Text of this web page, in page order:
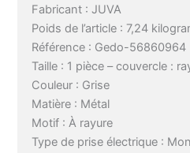
Fabricant : JUVA
Poids de l’article : 7,24
Référence : Gedo-56860964
Taille : 1 pièce – couvercle :
Couleur : Grise
Matière : Métal
Motif : À rayure
Type de prise électrique :